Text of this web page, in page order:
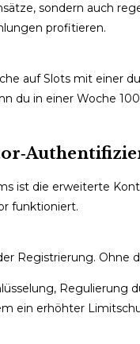
sondern auch
profitieren.
auf Slots mit einer
du in einer Woche
ist die erweiterte
funktioniert.
Registrierung. Ohne
ein erhöhter